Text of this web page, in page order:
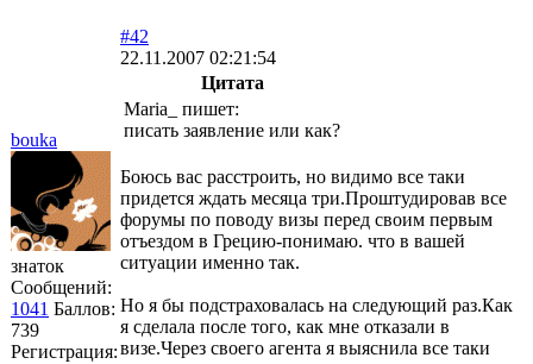
bouka
знаток
Сообщений:
1041 Баллов:
739
Регистрация:
#42
22.11.2007 02:21:54
Цитата
Maria_ пишет:
писать заявление или как?
Боюсь вас расстроить, но видимо все таки
придется ждать месяца три.Проштудировав все
форумы по поводу визы перед своим первым
отъездом в Грецию-понимаю. что в вашей
ситуации именно так.
Но я бы подстраховалась на следующий раз.Как
я сделала после того, как мне отказали в
визе.Через своего агента я выяснила все таки